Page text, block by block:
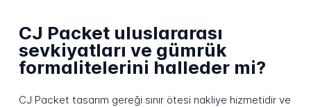
CJ Packet uluslararası
sevkiyatları ve gümrük
formalitelerini halleder mi?
CJ Packet tasarım gereği sınır ötesi nakliye hizmetidir ve